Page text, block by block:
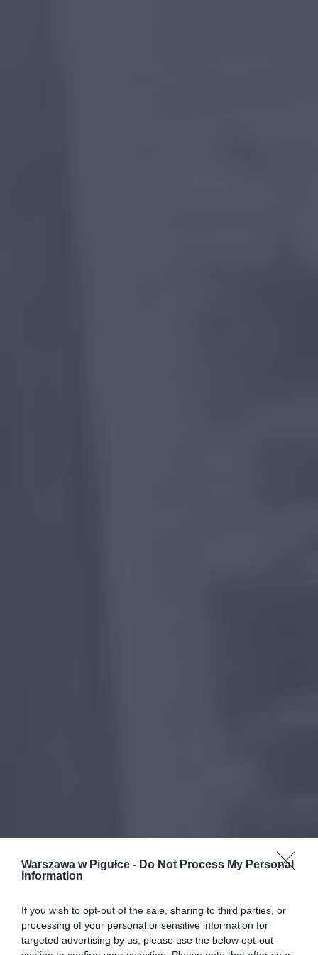
Warszawa w Pigułce - Do Not Process My Personal
Information
If you wish to opt-out of the sale, sharing to third parties, or
processing of your personal or sensitive information for
targeted advertising by us, please use the below opt-out